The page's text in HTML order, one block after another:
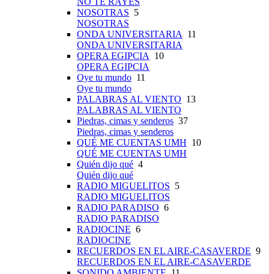
NOSOTRAS 5
NOSOTRAS
ONDA UNIVERSITARIA 11
ONDA UNIVERSITARIA
OPERA EGIPCIA 10
OPERA EGIPCIA
Oye tu mundo 11
Oye tu mundo
PALABRAS AL VIENTO 13
PALABRAS AL VIENTO
Piedras, cimas y senderos 37
Piedras, cimas y senderos
QUÉ ME CUENTAS UMH 10
QUÉ ME CUENTAS UMH
Quién dijo qué 4
Quién dijo qué
RADIO MIGUELITOS 5
RADIO MIGUELITOS
RADIO PARADISO 6
RADIO PARADISO
RADIOCINE 6
RADIOCINE
RECUERDOS EN EL AIRE-CASAVERDE 9
RECUERDOS EN EL AIRE-CASAVERDE